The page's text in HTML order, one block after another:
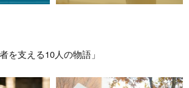
を支える10人の物語」